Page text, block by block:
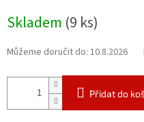
cena:
Skladem (9 ks)
Můžeme doručit do: 10.8.2026
Přidat do